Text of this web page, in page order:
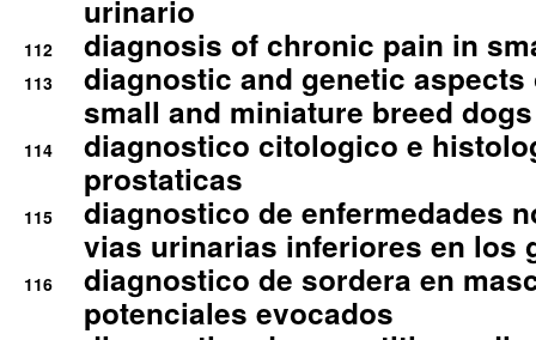
urinario
112 diagnosis of chronic pain in
113
diagnostic and genetic
small and miniature breed
114
diagnostico citologico e
prostaticas
115
diagnostico de enfermedades
vias urinarias inferiores en los
116
diagnostico de sordera en
potenciales evocados